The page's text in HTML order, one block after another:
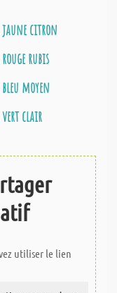
jaune citron
rubis
moyen
vert clair
utiliser le lien